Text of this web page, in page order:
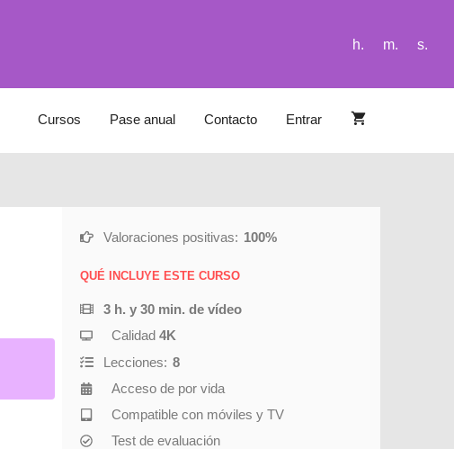
h. m. s.
Cursos Pase anual Contacto Entrar
Valoraciones positivas: 100%
QUÉ INCLUYE ESTE CURSO
3 h. y 30 min. de vídeo
Calidad 4K
Lecciones: 8
Acceso de por vida
Compatible con móviles y TV
Test de evaluación